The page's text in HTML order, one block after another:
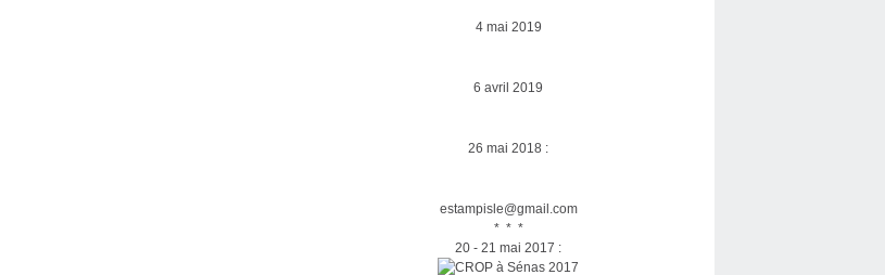
4 mai 2019
6 avril 2019
26 mai 2018 :
estampisle@gmail.com
* * *
20 - 21 mai 2017 :